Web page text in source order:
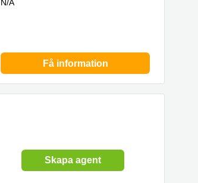
N/A
Få information
Skapa agent